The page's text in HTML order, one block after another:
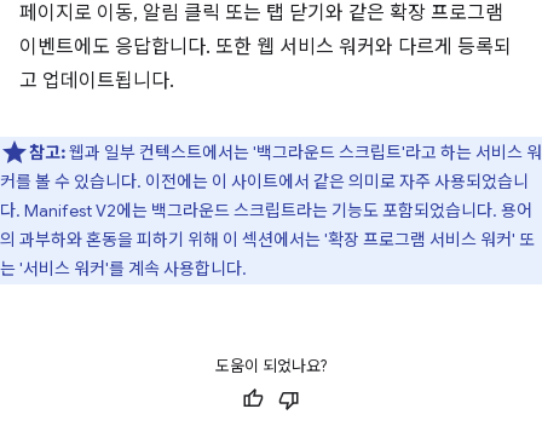
페이지로 이동, 알림 클릭 또는 탭 닫기와 같은 확장 프로그램
이벤트에도 응답합니다. 또한 웹 서비스 워커와 다르게 등록되
고 업데이트됩니다.
참고:웹과 일부 컨텍스트에서는 '백그라운드 스크립트'라고 하는 서비스 워
커를 볼 수 있습니다. 이전에는 이 사이트에서 같은 의미로 자주 사용되었습니
다. Manifest V2에는 백그라운드 스크립트라는 기능도 포함되었습니다. 용어
의 과부하와 혼동을 피하기 위해 이 섹션에서는 '확장 프로그램 서비스 워커' 또
는 '서비스 워커'를 계속 사용합니다.
도움이 되었나요?